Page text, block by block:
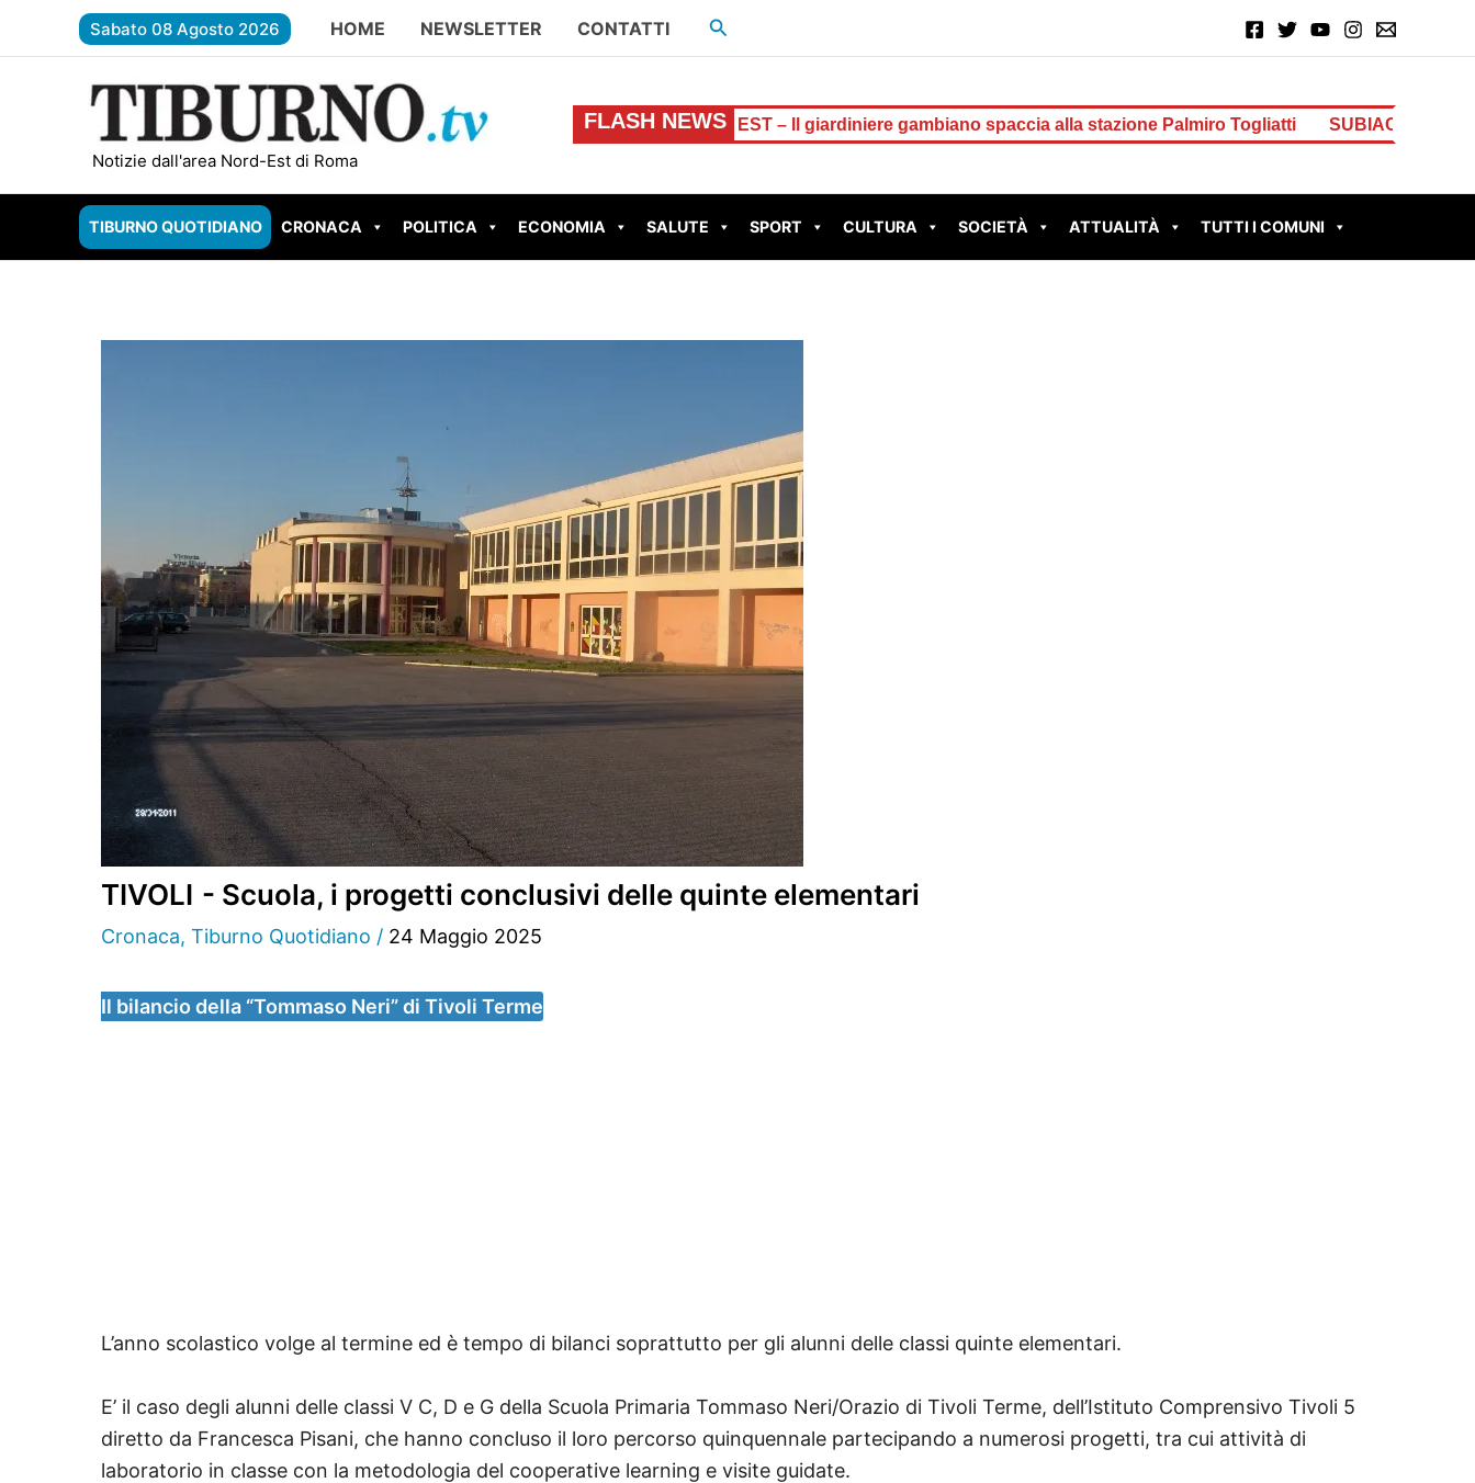
Sabato 08 Agosto 2026 HOME NEWSLETTER CONTATTI Cerca
Notizie dall'area Nord-Est di Roma
FLASH NEWS
TIVOLI – Torna la Festa Patronale di San Lorenzo ROMA EST – Il giardiniere gambiano spaccia alla stazione Palmiro Togliatti SUBIACO – Scout colpito da un
TIBURNO QUOTIDIANO CRONACA POLITICA ECONOMIA SALUTE SPORT CULTURA SOCIETÀ ATTUALITÀ TUTTI I COMUNI
TIVOLI - Scuola, i progetti conclusivi delle quinte elementari
Cronaca, Tiburno Quotidiano / 24 Maggio 2025
Il bilancio della “Tommaso Neri” di Tivoli Terme
L’anno scolastico volge al termine ed è tempo di bilanci soprattutto per gli alunni delle classi quinte elementari.
E’ il caso degli alunni delle classi V C, D e G della Scuola Primaria Tommaso Neri/Orazio di Tivoli Terme, dell’Istituto Comprensivo Tivoli 5
diretto da Francesca Pisani, che hanno concluso il loro percorso quinquennale partecipando a numerosi progetti, tra cui attività di
laboratorio in classe con la metodologia del cooperative learning e visite guidate.